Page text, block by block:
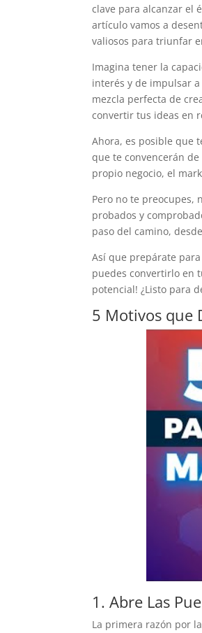
clave para alcanzar el
artículo vamos a
valiosos para triunfar
Imagina tener la
interés y de impulsar
mezcla perfecta de
convertir tus ideas en
Ahora, es posible que
que te convencerán
propio negocio, el
Pero no te preocupes,
probados y
paso del camino,
Así que prepárate
puedes convertirlo en
potencial! ¿Listo para
5 Motivos que
1. Abre Las
La primera razón por